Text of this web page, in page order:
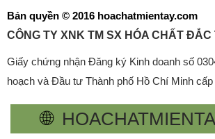
Bản quyền © 2016 hoachatmientay.com
CÔNG TY XNK TM SX HÓA CHẤT
Giấy chứng nhận Đăng ký Kinh doanh số
hoạch và Đầu tư Thành phố Hồ Chí Minh
🌐